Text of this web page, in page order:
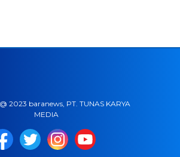
2023 baranews, PT. TUNAS KARYA
MEDIA